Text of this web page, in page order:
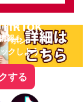
ーポン
中！
報も
クしよう！
する
！